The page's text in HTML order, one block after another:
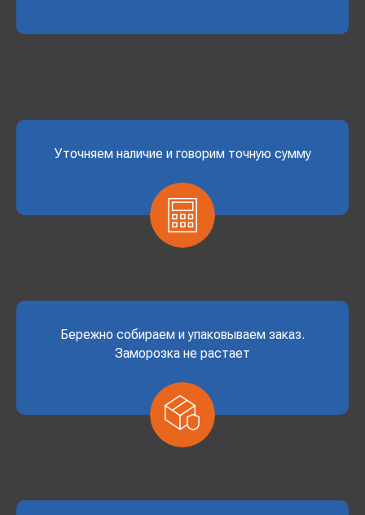
Уточняем наличие и говорим точную сумму
Бережно собираем и упаковываем заказ.
Заморозка не растает